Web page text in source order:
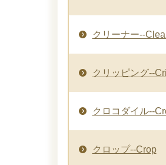
クリーナー--
クリッピング--
クロコダイル--
クロップ--Crop